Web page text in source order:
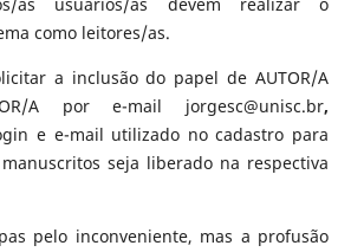
as usuários/as devem realizar o
como leitores/as.
a inclusão do papel de AUTOR/A
A por e-mail jorgesc@unisc.br,
e e-mail utilizado no cadastro para
seja liberado na respectiva
pelo inconveniente, mas a profusão